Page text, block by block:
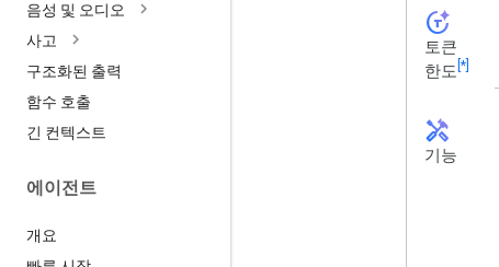
음성 및 오디오
사고
구조화된 출력
함수 호출
긴 컨텍스트
에이전트
개요
token_auto
토큰
한도 [*]
handyman
기능